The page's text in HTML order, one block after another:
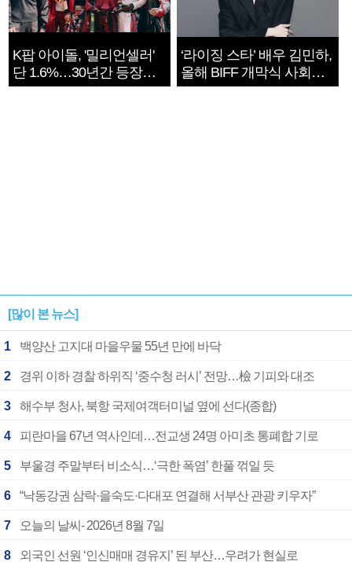
K팝 아이돌, '밀리언셀러'
단 1.6%…30년간 등장
1182개팀 전수조사
‘라이징 스타’ 배우 김민하,
올해 BIFF 개막식 사회자
확정
[많이 본 뉴스]
1 백양산 고지대 마을우물 55년 만에 바닥
2 경위 이하 경찰 하위직 ‘중수청 러시’ 전망…檢 기피와 대조
3 해수부 청사, 북항 국제여객터미널 옆에 선다(종합)
4 피란마을 67년 역사인데…전교생 24명 아미초 통폐합 기로
5 부울경 주말부터 비소식…‘극한 폭염’ 한풀 꺾일 듯
6 “낙동강권 삼락·을숙도·다대포 연결해 서부산 관광 키우자”
7 오늘의 날씨- 2026년 8월 7일
8 외국인 선원 ‘인신매매 경유지’ 된 부산…우려가 현실로